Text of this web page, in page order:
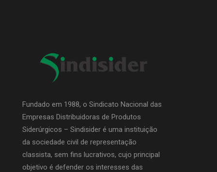
Fundado em 1988, o Sindicato Nacional das
Empresas Distribuidoras de Produtos
Siderúrgicos – Sindisider é uma instituição
da sociedade civil de representação
classista, sem fins lucrativos, cujo principal
objetivo é defender os interesses das